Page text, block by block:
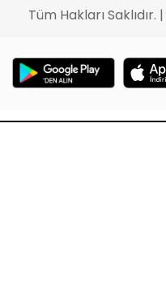
Tüm Hakları Saklıdır. |